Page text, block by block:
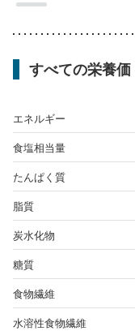
すべての栄養価
エネルギー
食塩相当量
たんぱく質
脂質
炭水化物
糖質
食物繊維
水溶性食物繊維